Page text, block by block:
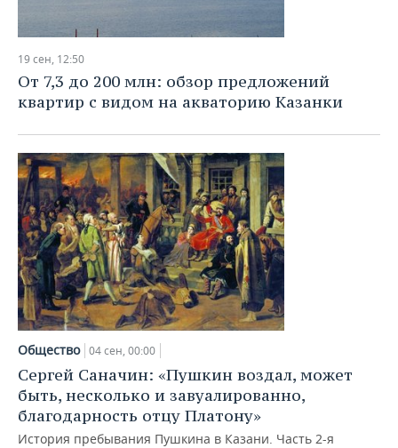
19 сен, 12:50
От 7,3 до 200 млн: обзор предложений
квартир с видом на акваторию Казанки
Общество 04 сен, 00:00
Сергей Саначин: «Пушкин воздал, может
быть, несколько и завуалированно,
благодарность отцу Платону»
История пребывания Пушкина в Казани. Часть 2-я